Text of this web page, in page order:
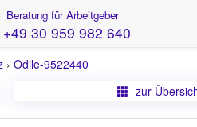
Beratung für Arbeitgeber
+49 30 959 982 640
› Odile-9522440
zur